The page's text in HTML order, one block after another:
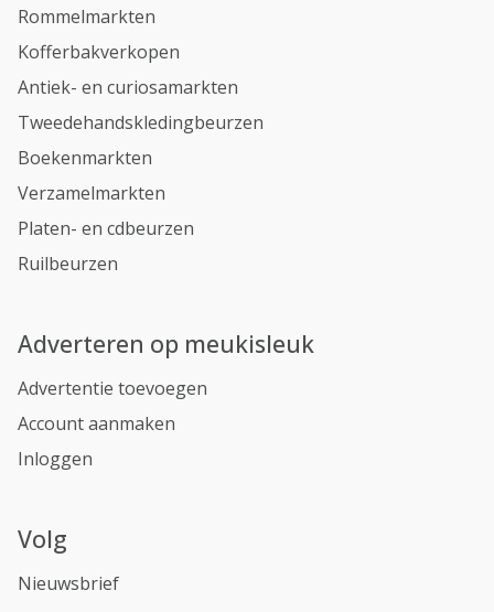
Rommelmarkten
Kofferbakverkopen
Antiek- en curiosamarkten
Tweedehandskledingbeurzen
Boekenmarkten
Verzamelmarkten
Platen- en cdbeurzen
Ruilbeurzen
Adverteren op meukisleuk
Advertentie toevoegen
Account aanmaken
Inloggen
Volg
Nieuwsbrief